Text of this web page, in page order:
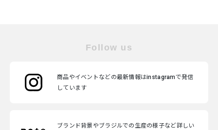
Follow us
商品やイベントなどの最新情報はinstagramで発信
しています
ブランド背景やブラジルでの生産の様子など詳しい